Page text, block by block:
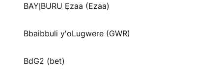
BAYỊBURU Ẹzaa (Ezaa)
Bbaibbuli y'oLugwere (GWR)
BdG2 (bet)